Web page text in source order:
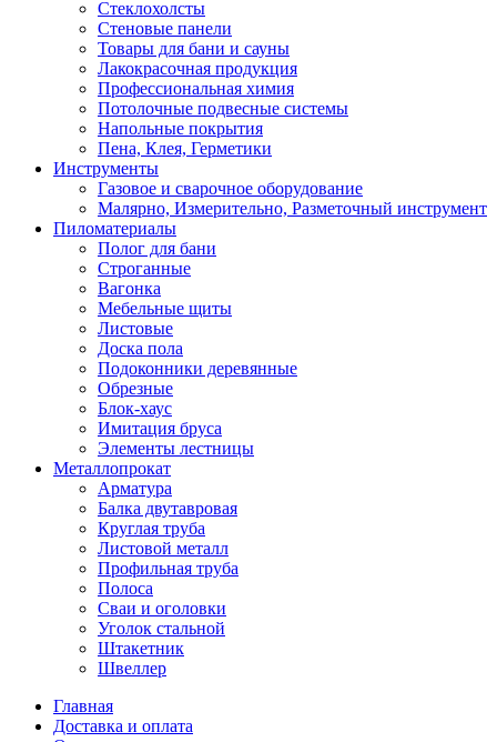
Стеклохолсты
Стеновые панели
Товары для бани и сауны
Лакокрасочная продукция
Профессиональная химия
Потолочные подвесные системы
Напольные покрытия
Пена, Клея, Герметики
Инструменты
Газовое и сварочное оборудование
Малярно, Измерительно, Разметочный инструмент
Пиломатериалы
Полог для бани
Строганные
Вагонка
Мебельные щиты
Листовые
Доска пола
Подоконники деревянные
Обрезные
Блок-хаус
Имитация бруса
Элементы лестницы
Металлопрокат
Арматура
Балка двутавровая
Круглая труба
Листовой металл
Профильная труба
Полоса
Сваи и оголовки
Уголок стальной
Штакетник
Швеллер
Главная
Доставка и оплата